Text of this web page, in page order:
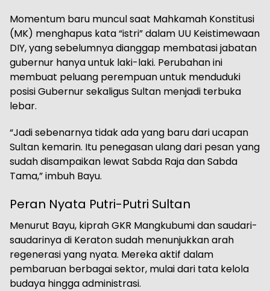
Momentum baru muncul saat Mahkamah Konstitusi
(MK) menghapus kata “istri” dalam UU Keistimewaan
DIY, yang sebelumnya dianggap membatasi jabatan
gubernur hanya untuk laki-laki. Perubahan ini
membuat peluang perempuan untuk menduduki
posisi Gubernur sekaligus Sultan menjadi terbuka
lebar.
“Jadi sebenarnya tidak ada yang baru dari ucapan
Sultan kemarin. Itu penegasan ulang dari pesan yang
sudah disampaikan lewat Sabda Raja dan Sabda
Tama,” imbuh Bayu.
Peran Nyata Putri-Putri Sultan
Menurut Bayu, kiprah GKR Mangkubumi dan saudari-
saudarinya di Keraton sudah menunjukkan arah
regenerasi yang nyata. Mereka aktif dalam
pembaruan berbagai sektor, mulai dari tata kelola
budaya hingga administrasi.